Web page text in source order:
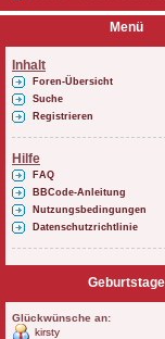
Menü
Inhalt
Foren-Übersicht
Suche
Registrieren
Hilfe
FAQ
BBCode-Anleitung
Nutzungsbedingungen
Datenschutzrichtlinie
Geburtstage
Glückwünsche an:
kirsty